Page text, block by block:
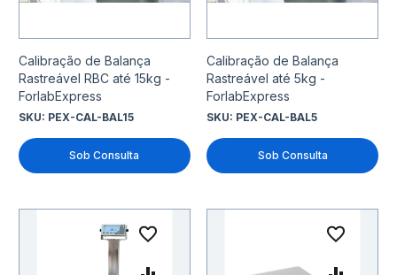
Calibração de Balança
Rastreável RBC até 15kg -
ForlabExpress
SKU: PEX-CAL-BAL15
Sob Consulta
Calibração de Balança
Rastreável até 5kg -
ForlabExpress
SKU: PEX-CAL-BAL5
Sob Consulta
Adicionar à lista de